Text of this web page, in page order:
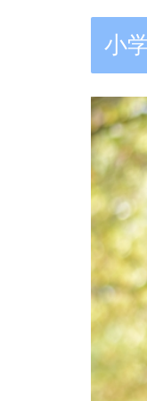
小